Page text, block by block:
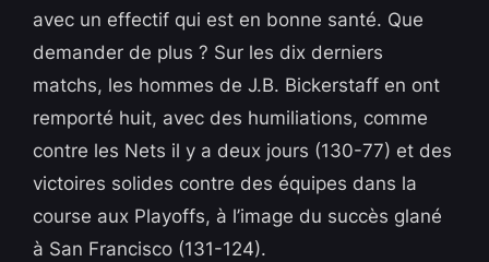
avec un effectif qui est en bonne santé. Que
demander de plus ? Sur les dix derniers
matchs, les hommes de J.B. Bickerstaff en ont
remporté huit, avec des humiliations, comme
contre les Nets il y a deux jours (130-77) et des
victoires solides contre des équipes dans la
course aux Playoffs, à l’image du succès glané
à San Francisco (131-124).